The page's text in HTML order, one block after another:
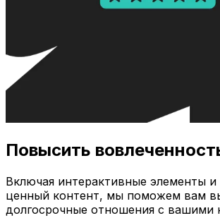
Повысить
Включая интерактивные элементы и
ценный контент, мы поможем вам
долгосрочные отношения с вашими